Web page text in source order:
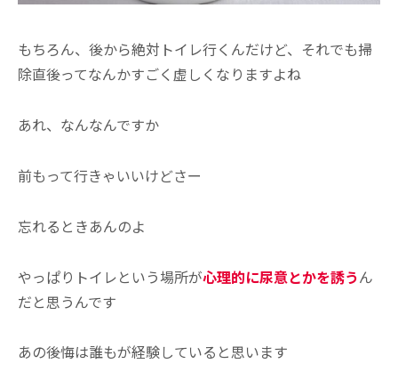
もちろん、後から絶対トイレ行くんだけど、それでも掃
除直後ってなんかすごく虚しくなりますよね
あれ、なんなんですか
前もって行きゃいいけどさー
忘れるときあんのよ
やっぱりトイレという場所が心理的に尿意とかを誘うん
だと思うんです
あの後悔は誰もが経験していると思います